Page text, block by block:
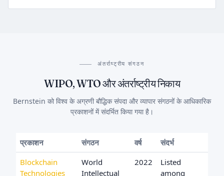
अंतर्राष्ट्रीय संगठन
WIPO, WTO और अंतर्राष्ट्रीय निकाय
Bernstein को विश्व के अग्रणी बौद्धिक संपदा और व्यापार संगठनों के आधिकारिक
प्रकाशनों में संदर्भित किया गया है।
प्रकाशन संगठन वर्ष
संदर्भ
Blockchain
Technologies
World
Intellectual
2022
Listed
among